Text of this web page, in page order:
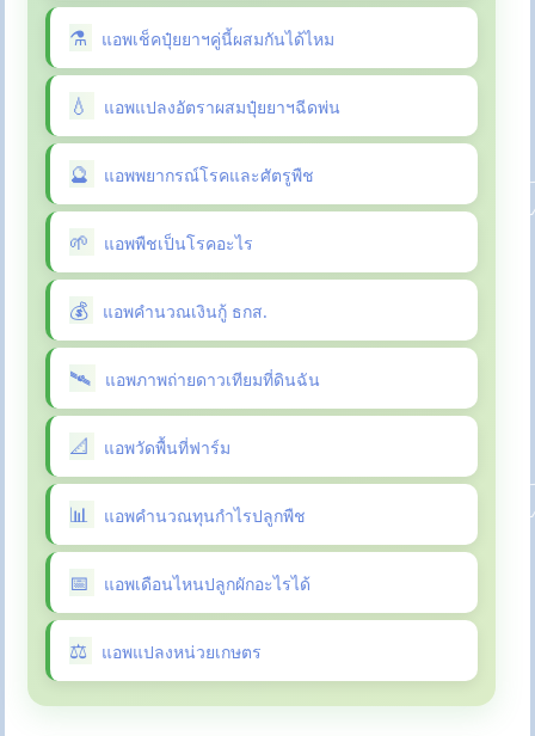
แอพเช็คปุ๋ยยาฯคู่นี้ผสมกันได้ไหม
แอพแปลงอัตราผสมปุ๋ยยาฯฉีดพ่น
แอพพยากรณ์โรคและศัตรูพืช
แอพพืชเป็นโรคอะไร
แอพคำนวณเงินกู้ ธกส.
แอพภาพถ่ายดาวเทียมที่ดินฉัน
แอพวัดพื้นที่ฟาร์ม
แอพคำนวณทุนกำไรปลูกพืช
แอพเดือนไหนปลูกผักอะไรได้
แอพแปลงหน่วยเกษตร